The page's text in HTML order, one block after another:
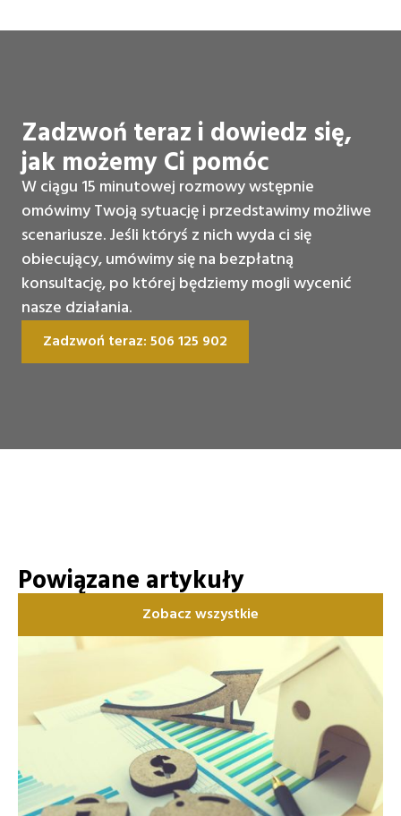
Zadzwoń teraz i dowiedz się,
jak możemy Ci pomóc
W ciągu 15 minutowej rozmowy wstępnie
omówimy Twoją sytuację i przedstawimy możliwe
scenariusze. Jeśli któryś z nich wyda ci się
obiecujący, umówimy się na bezpłatną
konsultację, po której będziemy mogli wycenić
nasze działania.
Zadzwoń teraz: 506 125 902
Powiązane artykuły
Zobacz wszystkie